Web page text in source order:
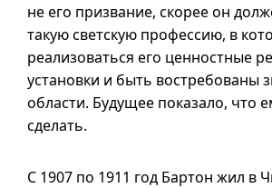
не его призвание, скорее он
такую светскую профессию, в
реализоваться его ценностные
установки и быть востребованы
области. Будущее показало, что
сделать.
С 1907 по 1911 год Бартон жил в